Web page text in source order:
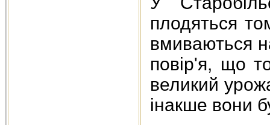
плодяться
вмиваються
повір'я, що
великий
інакше вони